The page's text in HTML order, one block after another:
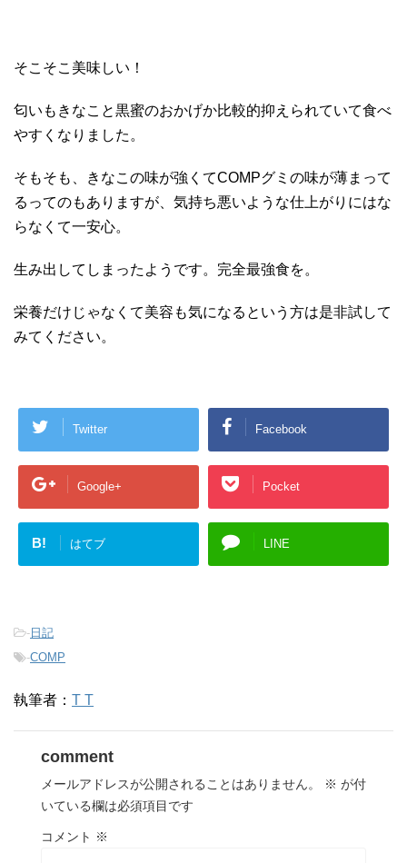
そこそこ美味しい！
匂いもきなこと黒蜜のおかげか比較的抑えられていて食べ
やすくなりました。
そもそも、きなこの味が強くてCOMPグミの味が薄まって
るってのもありますが、気持ち悪いような仕上がりにはな
らなくて一安心。
生み出してしまったようです。完全最強食を。
栄養だけじゃなくて美容も気になるという方は是非試して
みてください。
Twitter Facebook
Google+ Pocket
B! はてブ LINE
-日記
-COMP
執筆者： T T
comment
メールアドレスが公開されることはありません。 ※ が付
いている欄は必須項目です
コメント ※